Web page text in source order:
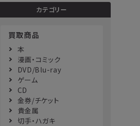
カテゴリー
買取商品
本
漫画・コミック
DVD/Blu-ray
ゲーム
CD
金券/チケット
貴金属
切手・ハガキ